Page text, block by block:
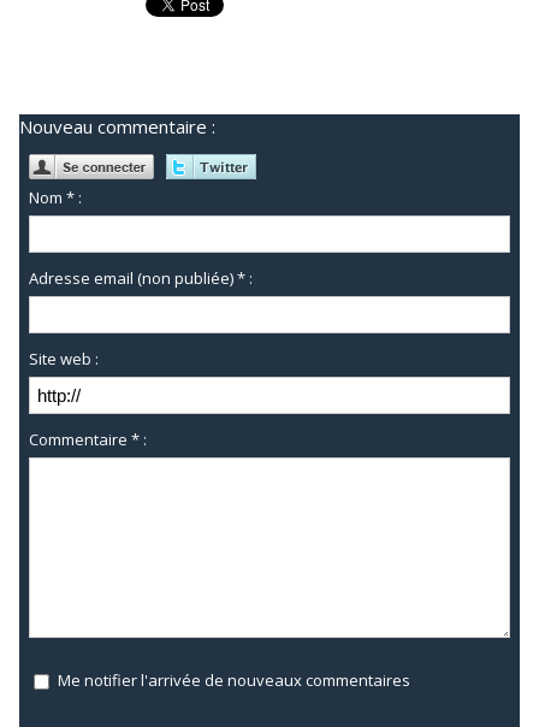
Nouveau commentaire :
Nom * :
Adresse email (non publiée) * :
Site web :
Commentaire * :
Me notifier l'arrivée de nouveaux commentaires